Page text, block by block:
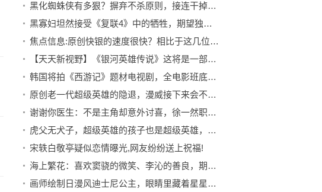
黑化蜘蛛侠有多狠？摒弃不杀原则，接连干掉8位反派4观天下
黑寡妇坦然接受《复联4》中的牺牲，期望独立电影更加有内涵！3速看
焦点信息:原创快银的速度很快？相比于这几位漫威英雄，他算是最慢的！
【天天新视野】《银河英雄传说》这将是一部真人电影，或者是中美合拍，能还原大作吗？
韩国将拍《西游记》题材电视剧，全电影班底制作，盼创造收视奇迹
原创老一代超级英雄的隐退，漫威接下来会不会落寞？我认为有可能！3天天关注
谢谢你医生：不是主角却意外讨喜，徐一然职场的状态才是人间清醒
虎父无犬子，超级英雄的孩子也是超级英雄，漫威的那些“超二代”
宋轶白敬亭疑似恋情曝光,网友纷纷送上祝福!
海上繁花：喜欢窦骁的微笑、李沁的善良，期待雷宇峥、杜晓苏相恋
画师绘制日漫风迪士尼公主，眼睛里藏着星星，小美人鱼太惊艳